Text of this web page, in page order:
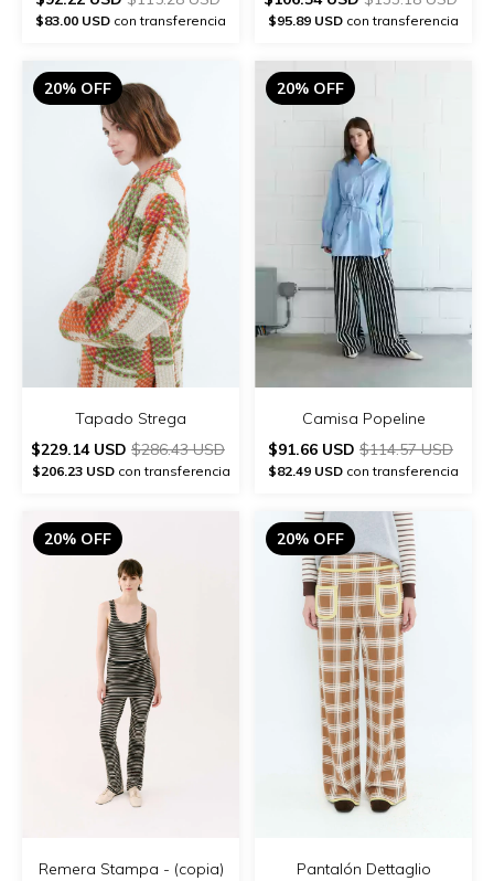
$83.00 USD con transferencia $95.89 USD con transferencia
20% OFF
Tapado Strega
$229.14 USD $286.43 USD
$206.23 USDcon transferencia
20% OFF
Camisa Popeline
$91.66 USD $114.57 USD
$82.49 USD con transferencia
20% OFF
Remera Stampa - (copia)
20% OFF
Pantalón Dettaglio